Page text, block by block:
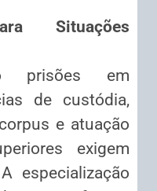
Situações
prisões em
de custódia,
e atuação
exigem
especialização